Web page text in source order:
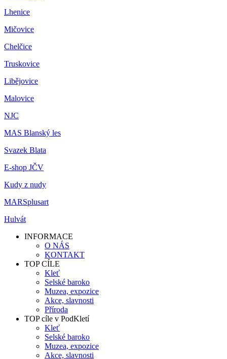
Lhenice
Mičovice
Chelčice
Truskovice
Libějovice
Malovice
NJC
MAS Blanský les
Svazek Blata
E-shop JČV
Kudy z nudy
MARSplusart
Hulvát
INFORMACE
O NÁS
KONTAKT
TOP CÍLE
Kleť
Selské baroko
Muzea, expozice
Akce, slavnosti
Příroda
TOP cíle v PodKletí
Kleť
Selské baroko
Muzea, expozice
Akce, slavnosti